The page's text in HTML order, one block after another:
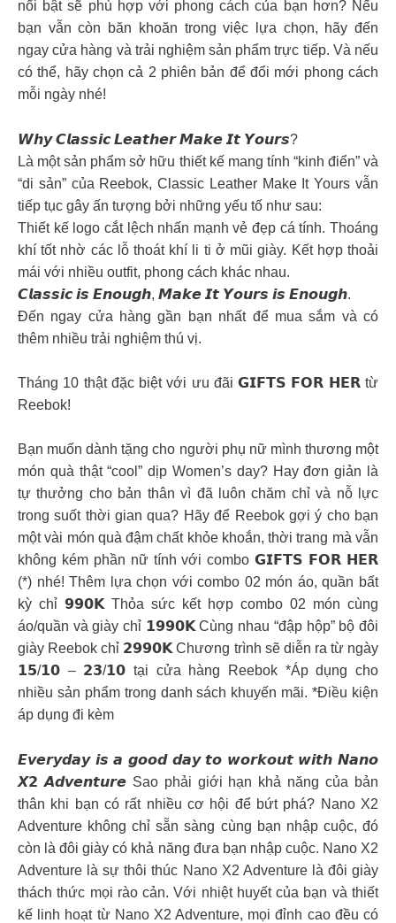
nổi bật sẽ phù hợp với phong cách của bạn hơn? Nếu
bạn vẫn còn băn khoăn trong việc lựa chọn, hãy đến
ngay cửa hàng và trải nghiệm sản phẩm trực tiếp. Và nếu
có thể, hãy chọn cả 2 phiên bản để đổi mới phong cách
mỗi ngày nhé!
𝙒𝙝𝙮 𝘾𝙡𝙖𝙨𝙨𝙞𝙘 𝙇𝙚𝙖𝙩𝙝𝙚𝙧 𝙈𝙖𝙠𝙚 𝙄𝙩 𝙔𝙤𝙪𝙧𝙨?
Là một sản phẩm sở hữu thiết kế mang tính “kinh điển” và
“di sản” của Reebok, Classic Leather Make It Yours vẫn
tiếp tục gây ấn tượng bởi những yếu tố như sau:
Thiết kế logo cắt lệch nhấn mạnh vẻ đẹp cá tính. Thoáng
khí tốt nhờ các lỗ thoát khí li ti ở mũi giày. Kết hợp thoải
mái với nhiều outfit, phong cách khác nhau.
𝘾𝙡𝙖𝙨𝙨𝙞𝙘 𝙞𝙨 𝙀𝙣𝙤𝙪𝙜𝙝, 𝙈𝙖𝙠𝙚 𝙄𝙩 𝙔𝙤𝙪𝙧𝙨 𝙞𝙨 𝙀𝙣𝙤𝙪𝙜𝙝.
Đến ngay cửa hàng gần bạn nhất để mua sắm và có
thêm nhiều trải nghiệm thú vị.
Tháng 10 thật đặc biệt với ưu đãi 𝗚𝗜𝗙𝗧𝗦 𝗙𝗢𝗥 𝗛𝗘𝗥 từ
Reebok!
Bạn muốn dành tặng cho người phụ nữ mình thương một
món quà thật “cool” dịp Women’s day? Hay đơn giản là
tự thưởng cho bản thân vì đã luôn chăm chỉ và nỗ lực
trong suốt thời gian qua? Hãy để Reebok gợi ý cho bạn
một vài món quà đậm chất khỏe khoắn, thời trang mà vẫn
không kém phần nữ tính với combo 𝗚𝗜𝗙𝗧𝗦 𝗙𝗢𝗥 𝗛𝗘𝗥
(*) nhé! Thêm lựa chọn với combo 02 món áo, quần bất
kỳ chỉ 𝟵𝟵𝟬𝗞 Thỏa sức kết hợp combo 02 món cùng
áo/quần và giày chỉ 𝟭𝟵𝟵𝟬𝗞 Cùng nhau “đập hộp” bộ đôi
giày Reebok chỉ 𝟮𝟵𝟵𝟬𝗞 Chương trình sẽ diễn ra từ ngày
𝟭𝟱/𝟭𝟬 – 𝟮𝟯/𝟭𝟬 tại cửa hàng Reebok *Áp dụng cho
nhiều sản phẩm trong danh sách khuyến mãi. *Điều kiện
áp dụng đi kèm
𝙀𝙫𝙚𝙧𝙮𝙙𝙖𝙮 𝙞𝙨 𝙖 𝙜𝙤𝙤𝙙 𝙙𝙖𝙮 𝙩𝙤 𝙬𝙤𝙧𝙠𝙤𝙪𝙩 𝙬𝙞𝙩𝙝 𝙉𝙖𝙣𝙤
𝙓𝟮 𝘼𝙙𝙫𝙚𝙣𝙩𝙪𝙧𝙚 Sao phải giới hạn khả năng của bản
thân khi bạn có rất nhiều cơ hội để bứt phá? Nano X2
Adventure không chỉ sẵn sàng cùng bạn nhập cuộc, đó
còn là đôi giày có khả năng đưa bạn nhập cuộc. Nano X2
Adventure là sự thôi thúc Nano X2 Adventure là đôi giày
thách thức mọi rào cản. Với nhiệt huyết của bạn và thiết
kế linh hoạt từ Nano X2 Adventure, mọi đỉnh cao đều có